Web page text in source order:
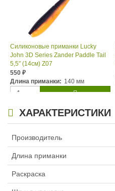
Силиконовые приманки Lucky
John 3D Series Zander Paddle Tail
5,5″ (14см) Z07
550 ₽
Длина приманки: 140 мм
Силиконовые приманки Lucky
ХАРАКТЕРИСТИКИ
Производитель
Длина приманки
Раскраска